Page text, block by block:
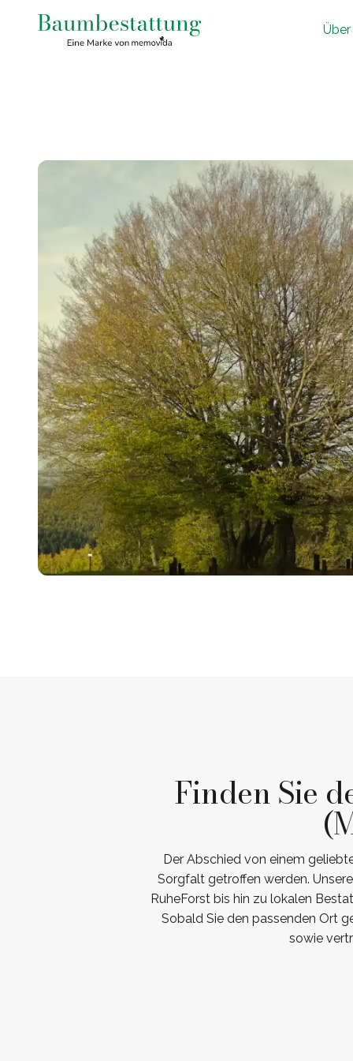
Über
Finden Sie
Der Abschied von einem
Sorgfalt getroffen werden.
RuheForst bis hin zu lokalen
Sobald Sie den passenden Ort
sowie